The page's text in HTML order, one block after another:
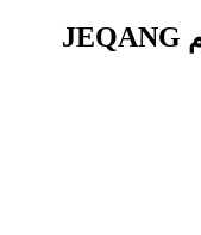
مینی کیبورد و ایرموس بیسیم JEQANG